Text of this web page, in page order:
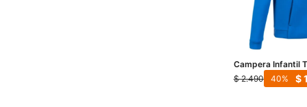
Campera Infantil
Boys - Azul
$ 2.490 $
40